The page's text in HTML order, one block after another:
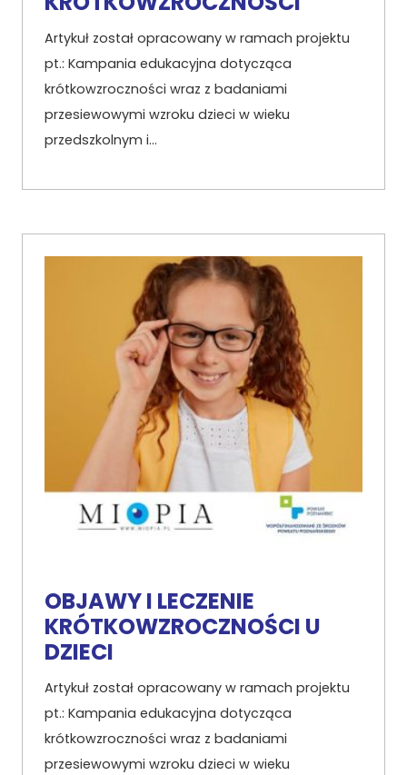
Artykuł został opracowany w ramach projektu
pt.: Kampania edukacyjna dotycząca
krótkowzroczności wraz z badaniami
przesiewowymi wzroku dzieci w wieku
przedszkolnym i…
OBJAWY I LECZENIE
KRÓTKOWZROCZNOŚCI U
DZIECI
Artykuł został opracowany w ramach projektu
pt.: Kampania edukacyjna dotycząca
krótkowzroczności wraz z badaniami
przesiewowymi wzroku dzieci w wieku